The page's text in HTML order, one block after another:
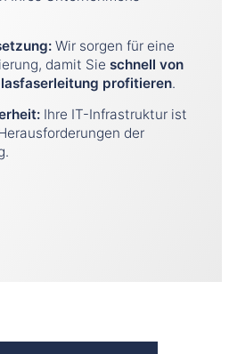
Wir sorgen für eine
damit Sie schnell von
profitieren.
Ihre IT-Infrastruktur ist
der